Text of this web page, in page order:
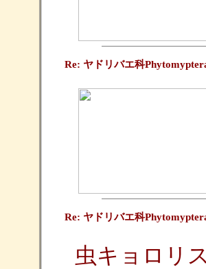
Re: ヤドリバエ科
Re: ヤドリバエ科
虫キョロリ